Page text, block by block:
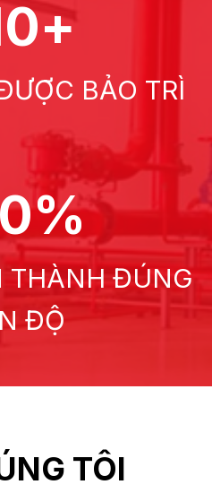
BẢO TRÌ
THÀNH ĐÚNG
ĐỘ
TÔI